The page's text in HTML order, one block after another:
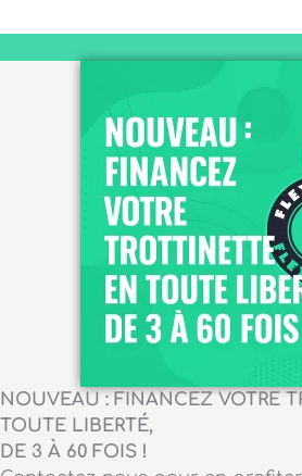
NOUVEAU : FINANCEZ VOTRE
TOUTE LIBERTÉ,
DE 3 À 60 FOIS !